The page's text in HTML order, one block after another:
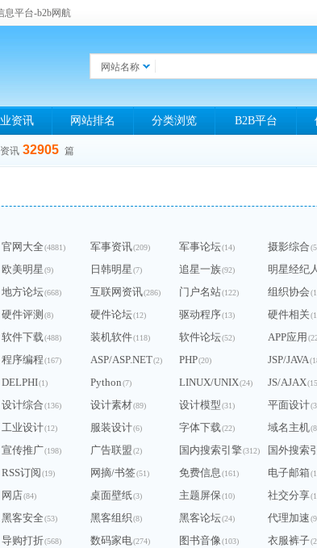
息平台-b2b网航
网站名称
资讯 网站排名 分类浏览 B2B平台
讯 32905 篇
官网大全(4881) 军事资讯(209) 军事论坛(14) 摄影综合
欧美明星(9) 日韩明星(7) 追星一族(92) 明星经纪
地方论坛(668) 互联网资讯(286) 门户名站(122) 组织协会
硬件评测 (8) 硬件论坛(12) 驱动程序(13) 硬件相关
软件下载(488) 装机软件(118) 软件论坛(52) APP应用
程序编程(167) ASP/ASP.NET(2) PHP(20) JSP/JAVA
DELPHI(1) Python(7) LINUX/UNIX(24) JS/AJAX
设计综合(136) 设计素材(89) 设计模型(31) 平面设计
工业设计(12) 服装设计(6) 字体下载(22) 域名主机
宣传推广(198) 广告联盟(2) 国内搜索引擎(312) 国外搜索
RSS订阅(19) 网摘/书签(51) 免费信息(161) 电子邮箱
网店(84) 桌面壁纸(3) 主题屏保(10) 社交分享
黑客安全(53) 黑客组织(8) 黑客论坛(24) 代理加速
导购打折(568) 数码家电(274) 图书音像(103) 衣服裤子